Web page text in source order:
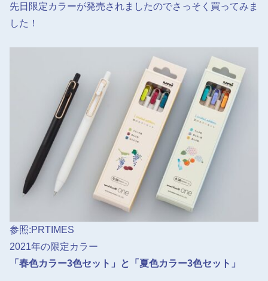
先日限定カラーが発売されましたのでさっそく買ってみま
した！
参照:PRTIMES
2021年の限定カラー
「春色カラー3色セット」と「夏色カラー3色セット」